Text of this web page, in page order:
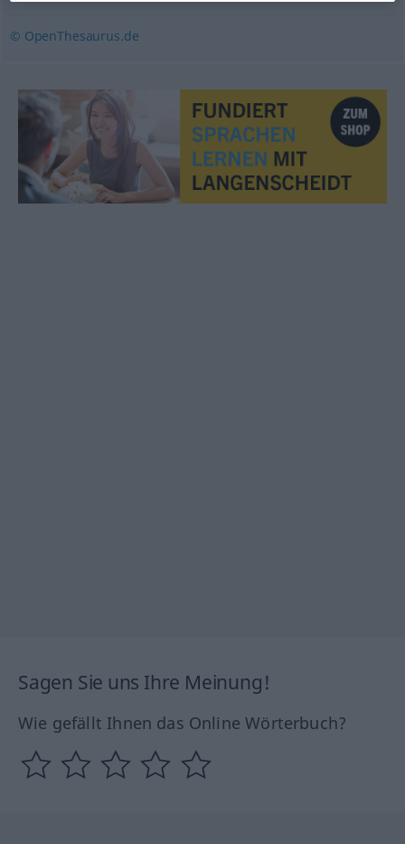
© OpenThesaurus.de
Sagen Sie uns Ihre Meinung!
Wie gefällt Ihnen das Online Wörterbuch?